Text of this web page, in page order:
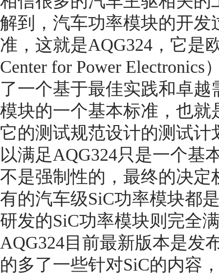
解到，汽车功率模块的开
准，这就是AQG324，它是
Center for Power
了一个基于最佳实践和卓
模块的一个基本标准，也
它的测试规范设计的测试
以满足AQG324只是一个基
不是强制性的，最终的决
有的汽车级SiC功率模块都
研发的SiC功率模块则完全
AQG324目前最新版本是发
的多了一些针对SiC的内容